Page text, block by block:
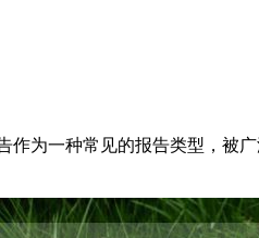
为一种常见的报告类型，被